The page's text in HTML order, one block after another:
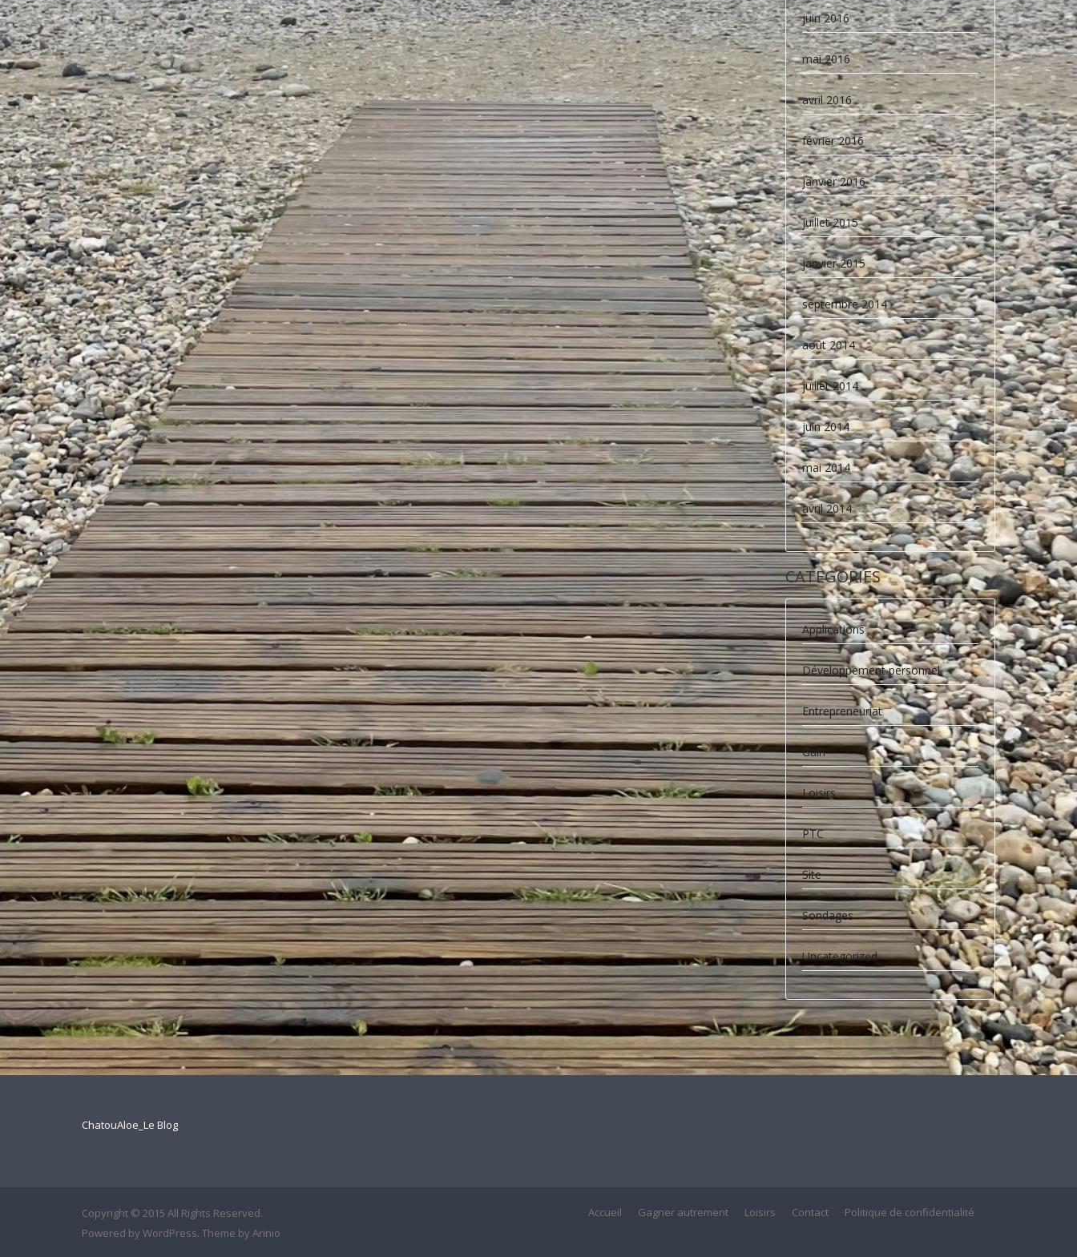
juin 2016
mai 2016
avril 2016
février 2016
janvier 2016
juillet 2015
janvier 2015
septembre 2014
août 2014
juillet 2014
juin 2014
mai 2014
avril 2014
CATEGORIES
Applications
Développement personnel
Entrepreneuriat
Gain
Loisirs
PTC
Site
Sondages
Uncategorized
ChatouAloe_Le Blog
Copyright © 2015 All Rights Reserved.
Powered by WordPress. Theme by Arinio
Accueil Gagner autrement Loisirs Contact Politique de confidentialité